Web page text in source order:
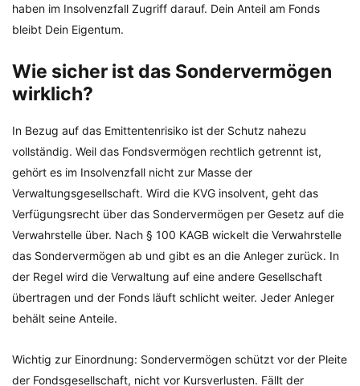
haben im Insolvenzfall Zugriff darauf. Dein Anteil am Fonds
bleibt Dein Eigentum.
Wie sicher ist das Sondervermögen
wirklich?
In Bezug auf das Emittentenrisiko ist der Schutz nahezu
vollständig. Weil das Fondsvermögen rechtlich getrennt ist,
gehört es im Insolvenzfall nicht zur Masse der
Verwaltungsgesellschaft. Wird die KVG insolvent, geht das
Verfügungsrecht über das Sondervermögen per Gesetz auf die
Verwahrstelle über. Nach § 100 KAGB wickelt die Verwahrstelle
das Sondervermögen ab und gibt es an die Anleger zurück. In
der Regel wird die Verwaltung auf eine andere Gesellschaft
übertragen und der Fonds läuft schlicht weiter. Jeder Anleger
behält seine Anteile.
Wichtig zur Einordnung: Sondervermögen schützt vor der Pleite
der Fondsgesellschaft, nicht vor Kursverlusten. Fällt der